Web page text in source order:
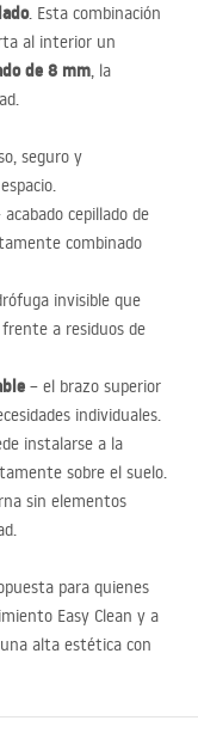
. Esta combinación
al interior un
de 8 mm, la
seguro y
cepillado de
combinado
invisible que
a residuos de
– el brazo superior
individuales.
instalarse a la
sobre el suelo.
sin elementos
para quienes
Easy Clean y a
alta estética con